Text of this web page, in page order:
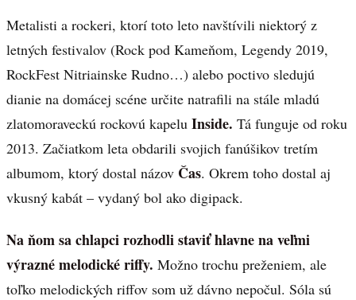
Metalisti a rockeri, ktorí toto leto navštívili niektorý z
letných festivalov (Rock pod Kameňom, Legendy 2019,
RockFest Nitriainske Rudno…) alebo poctivo sledujú
dianie na domácej scéne určite natrafili na stále mladú
zlatomoraveckú rockovú kapelu Inside. Tá funguje od roku
2013. Začiatkom leta obdarili svojich fanúšikov tretím
albumom, ktorý dostal názov Čas. Okrem toho dostal aj
vkusný kabát – vydaný bol ako digipack.
Na ňom sa chlapci rozhodli staviť hlavne na veľmi
výrazné melodické riffy. Možno trochu preženiem, ale
toľko melodických riffov som už dávno nepočul. Sóla sú